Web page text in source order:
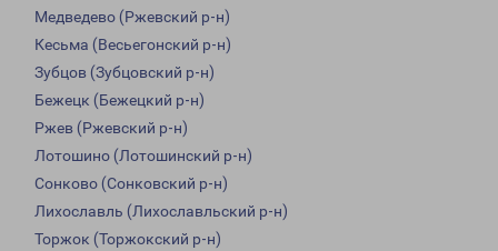
Медведево (Ржевский р-н)
Кесьма (Весьегонский р-н)
Зубцов (Зубцовский р-н)
Бежецк (Бежецкий р-н)
Ржев (Ржевский р-н)
Лотошино (Лотошинский р-н)
Сонково (Сонковский р-н)
Лихославль (Лихославльский р-н)
Торжок (Торжокский р-н)